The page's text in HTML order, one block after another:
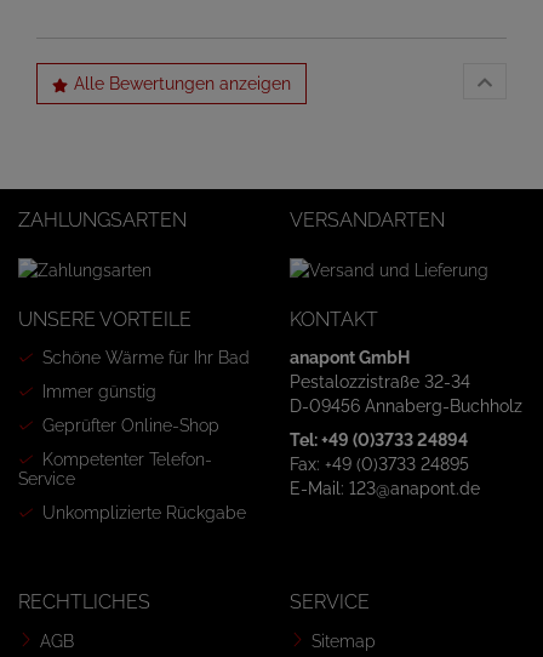
Alle Bewertungen anzeigen
ZAHLUNGSARTEN VERSANDARTEN
UNSERE VORTEILE
Schöne Wärme für Ihr Bad
Immer günstig
Geprüfter Online-Shop
Kompetenter Telefon-
Service
Unkomplizierte Rückgabe
KONTAKT
anapont GmbH
Pestalozzistraße 32-34
D-09456 Annaberg-Buchholz
Tel: +49 (0)3733 24894
Fax: +49 (0)3733 24895
E-Mail: 123@anapont.de
RECHTLICHES
AGB
SERVICE
Sitemap